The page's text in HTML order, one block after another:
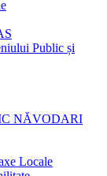
Public și
NĂVODARI
Locale